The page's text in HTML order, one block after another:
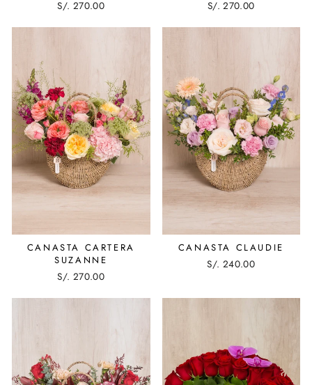
S/. 270.00 S/. 270.00
CANASTA CARTERA
SUZANNE
S/. 270.00
CANASTA CLAUDIE
S/. 240.00